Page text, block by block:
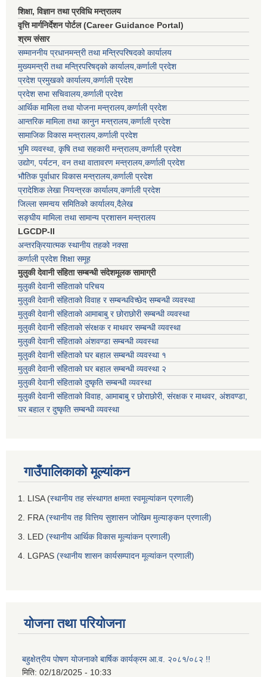
शिक्षा, विज्ञान तथा प्रविधि मन्त्रालय
वृत्ति मार्गनिर्देशन पोर्टल (Career Guidance Portal)
श्रम संसार
सम्माननीय प्रधानमन्त्री तथा मन्त्रिपरिषद‌को कार्यालय
मुख्यमन्त्री तथा मन्त्रिपरिषद्को कार्यालय,कर्णाली प्रदेश
प्रदेश प्रमुखको कार्यालय,कर्णाली प्रदेश
प्रदेश सभा सचिवालय,कर्णाली प्रदेश
आर्थिक मामिला तथा योजना मन्त्रालय,कर्णाली प्रदेश
आन्तरिक मामिला तथा कानुन मन्त्रालय,कर्णाली प्रदेश
सामाजिक विकास मन्त्रालय,कर्णाली प्रदेश
भुमि व्यवस्था, कृषि तथा सहकारी मन्त्रालय,कर्णाली प्रदेश
उद्योग, पर्यटन, वन तथा वातावरण मन्त्रालय,कर्णाली प्रदेश
भौतिक पूर्वाधार विकास मन्त्रालय,कर्णाली प्रदेश
प्रादेशिक लेखा नियन्त्रक कार्यालय,कर्णाली प्रदेश
जिल्ला समन्वय समितिको कार्यालय,दैलेख
सङ्घीय मामिला तथा सामान्य प्रशासन मन्त्रालय
LGCDP-II
अन्तरक्रियात्मक स्थानीय तहको नक्सा
कर्णाली प्रदेश शिक्षा समूह
मुलुकी देवानी संहिता सम्बन्धी संदेशमूलक सामाग्री
मुलुकी देवानी संहिताको परिचय
मुलुकी देवानी संहिताको विवाह र सम्बन्धविच्छेद सम्बन्धी व्यवस्था
मुलुकी देवानी संहिताको आमाबाबु र छोराछोरी सम्बन्धी व्यवस्था
मुलुकी देवानी संहिताको संरक्षक र माथवर सम्बन्धी व्यवस्था
मुलुकी देवानी संहिताको अंशवण्डा सम्बन्धी व्यवस्था
मुलुकी देवानी संहिताको घर बहाल सम्बन्धी व्यवस्था १
मुलुकी देवानी संहिताको घर बहाल सम्बन्धी व्यवस्था २
मुलुकी देवानी संहिताको दुष्कृति सम्बन्धी व्यवस्था
मुलुकी देवानी संहिताको विवाह, आमाबाबु र छोराछोरी, संरक्षक र माथवर, अंशवण्डा,
घर बहाल र दुष्कृति सम्बन्धी व्यवस्था
गाउँपालिकाको मूल्यांकन
1. LISA (स्थानीय तह संस्थागत क्षमता स्वमूल्यांकन प्रणाली)
2. FRA(स्थानीय तह वित्तिय सुशासन जोखिम मुल्याङ्कन प्रणाली)
3. LED (स्थानीय आर्थिक विकास मूल्यांकन प्रणाली)
4. LGPAS (स्थानीय शासन कार्यसम्पादन मूल्यांकन प्रणाली)
योजना तथा परियोजना
बहुक्षेत्रीय पोषण योजनाको बार्षिक कार्यक्रम आ.व. २०८१/०८२ !!
मिति: 02/18/2025 - 10:33